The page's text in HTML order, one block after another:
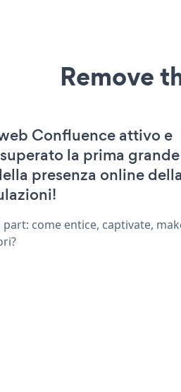
Remove
Confluence attivo e
la prima
presenza online
come entice, captivate,